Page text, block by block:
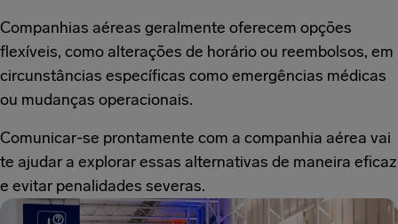
Companhias aéreas geralmente oferecem opções
flexíveis, como alterações de horário ou reembolsos, em
circunstâncias específicas como emergências médicas
ou mudanças operacionais.
Comunicar-se prontamente com a companhia aérea vai
te ajudar a explorar essas alternativas de maneira eficaz
e evitar penalidades severas.